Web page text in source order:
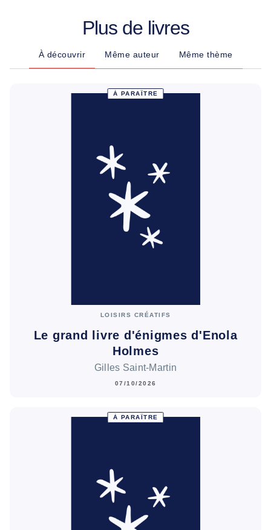
Plus de livres
À découvrir Même auteur Même thème
À PARAÎTRE
LOISIRS CRÉATIFS
Le grand livre d'énigmes d'Enola
Holmes
Gilles Saint-Martin
07/10/2026
À PARAÎTRE